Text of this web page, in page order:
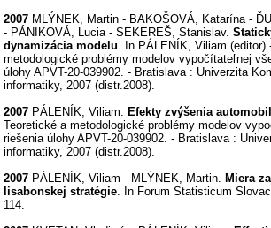
2007 MLÝNEK, Martin - BAKOŠOVÁ, Katarína -
- PÁNIKOVÁ, Lucia - SEKEREŠ, Stanislav.
dynamizácia modelu. In PÁLENÍK, Viliam (editor)
metodologické problémy modelov vypočítateľnej
úlohy APVT-20-039902. - Bratislava : Univerzita
informatiky, 2007 (distr.2008).
2007 PÁLENÍK, Viliam. Efekty zvýšenia
Teoretické a metodologické problémy modelov
riešenia úlohy APVT-20-039902. - Bratislava :
informatiky, 2007 (distr.2008).
2007 PÁLENÍK, Viliam - MLÝNEK, Martin. Miera
lisabonskej stratégie. In Forum Statisticum
114.